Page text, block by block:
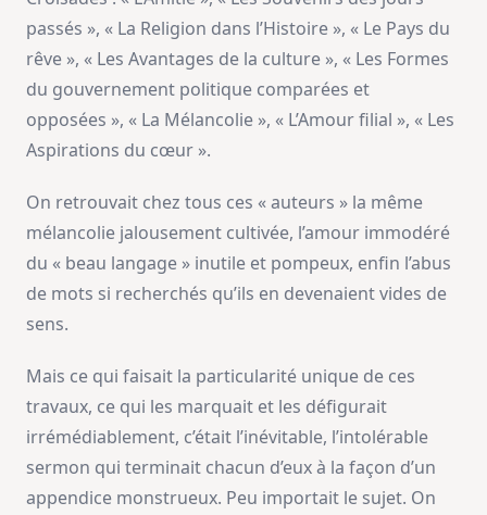
passés », « La Religion dans l’Histoire », « Le Pays du
rêve », « Les Avantages de la culture », « Les Formes
du gouvernement politique comparées et
opposées », « La Mélancolie », « L’Amour filial », « Les
Aspirations du cœur ».
On retrouvait chez tous ces « auteurs » la même
mélancolie jalousement cultivée, l’amour immodéré
du « beau langage » inutile et pompeux, enfin l’abus
de mots si recherchés qu’ils en devenaient vides de
sens.
Mais ce qui faisait la particularité unique de ces
travaux, ce qui les marquait et les défigurait
irrémédiablement, c’était l’inévitable, l’intolérable
sermon qui terminait chacun d’eux à la façon d’un
appendice monstrueux. Peu importait le sujet. On